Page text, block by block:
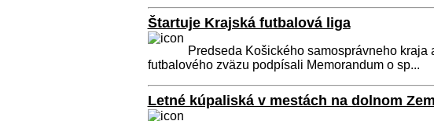
Štartuje Krajská futbalová liga
Predseda Košického samosprávneho
futbalového zväzu podpísali Memorandum o sp...
Letné kúpaliská v mestách na dolnom